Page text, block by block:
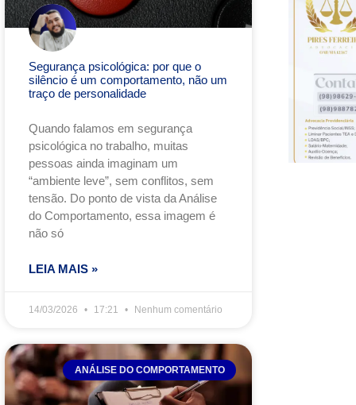
Segurança psicológica: por que o
silêncio é um comportamento, não um
traço de personalidade
Quando falamos em segurança
psicológica no trabalho, muitas
pessoas ainda imaginam um
“ambiente leve”, sem conflitos, sem
tensão. Do ponto de vista da Análise
do Comportamento, essa imagem é
não só
LEIA MAIS »
14/03/2026 17:21 Nenhum comentário
ANÁLISE DO COMPORTAMENTO